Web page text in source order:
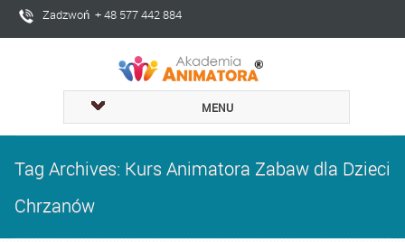
Zadzwoń + 48 577 442 884
MENU
Tag Archives: Kurs Animatora Zabaw dla Dzieci
Chrzanów